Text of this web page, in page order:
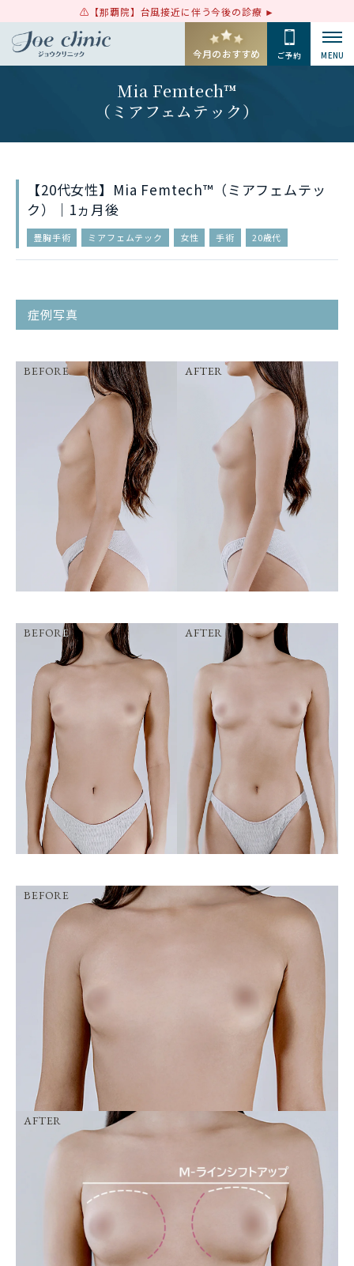
【那覇院】台風接近に伴う今後の診療
今月のおすすめ ご予約 MENU
Mia Femtech™
（ミアフェムテック）
【20代女性】Mia Femtech™（ミアフェムテッ
ク）｜1ヵ月後
豊胸手術 ミアフェムテック 女性 手術 20歳代
症例写真
BEFORE AFTER
BEFORE AFTER
BEFORE
AFTER